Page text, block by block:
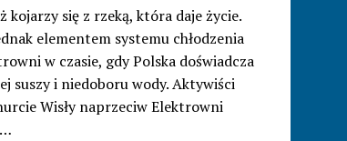
kojarzy się z rzeką, która daje życie.
elementem systemu chłodzenia
w czasie, gdy Polska doświadcza
suszy i niedoboru wody. Aktywiści
Wisły naprzeciw Elektrowni